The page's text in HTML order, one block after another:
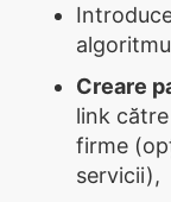
Creare
link
firme
servicii),